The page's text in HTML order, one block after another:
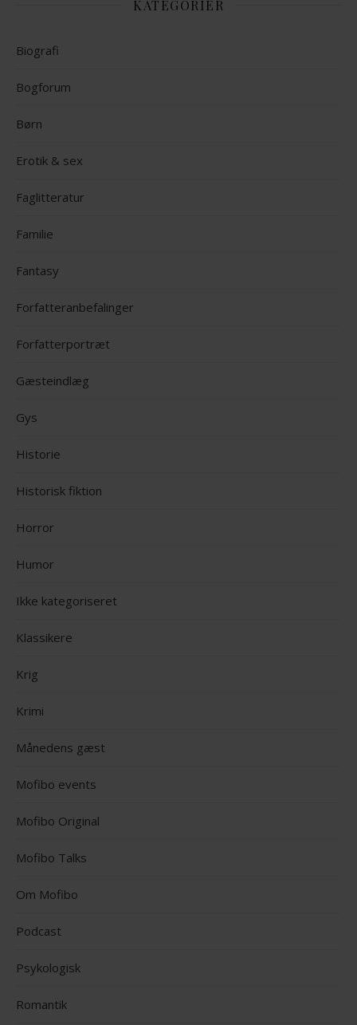
KATEGORIER
Biografi
Bogforum
Børn
Erotik & sex
Faglitteratur
Familie
Fantasy
Forfatteranbefalinger
Forfatterportræt
Gæsteindlæg
Gys
Historie
Historisk fiktion
Horror
Humor
Ikke kategoriseret
Klassikere
Krig
Krimi
Månedens gæst
Mofibo events
Mofibo Original
Mofibo Talks
Om Mofibo
Podcast
Psykologisk
Romantik